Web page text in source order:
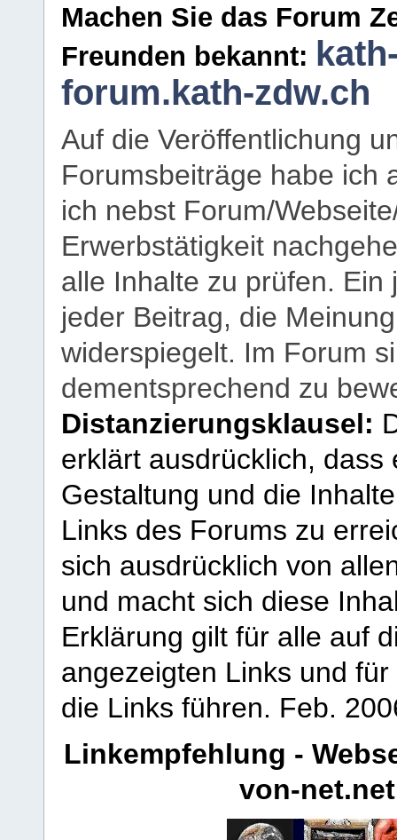
Machen Sie das Forum
Freunden bekannt:
forum.kath-zdw.ch
Auf die Veröffentlichung
Forumsbeiträge habe ich
ich nebst Forum/
Erwerbstätigkeit
alle Inhalte zu prüfen.
jeder Beitrag, die
widerspiegelt. Im Forum
dementsprechend zu
Distanzierungsklausel:
erklärt ausdrücklich,
Gestaltung und die
Links des Forums zu
sich ausdrücklich von
und macht sich diese
Erklärung gilt für alle auf
angezeigten Links und
die Links führen. Feb.
Linkempfehlung -
von-net.net